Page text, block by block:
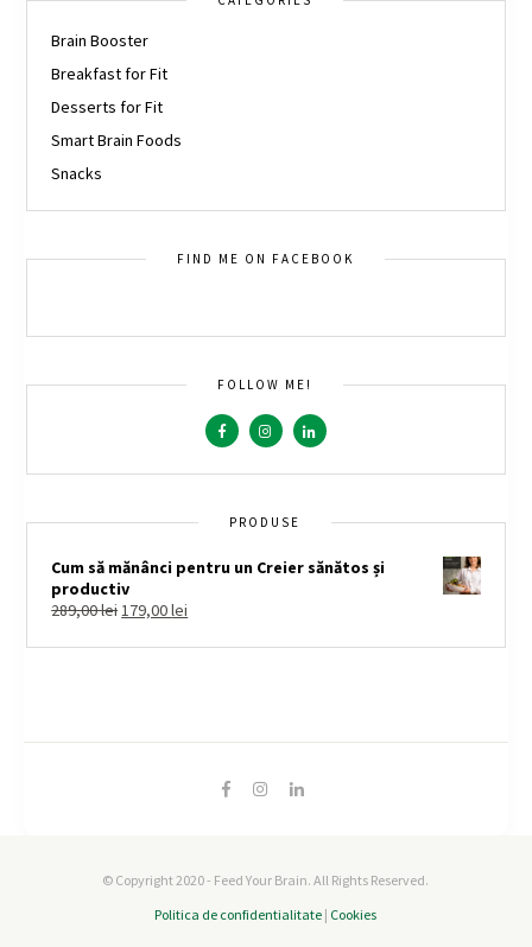
Brain Booster
Breakfast for Fit
Desserts for Fit
Smart Brain Foods
Snacks
FIND ME ON FACEBOOK
FOLLOW ME!
PRODUSE
Cum să mănânci pentru un Creier sănătos și
productiv
289,00lei179,00lei
© Copyright 2020 - Feed Your Brain. All Rights Reserved.
Politica de confidentialitate | Cookies